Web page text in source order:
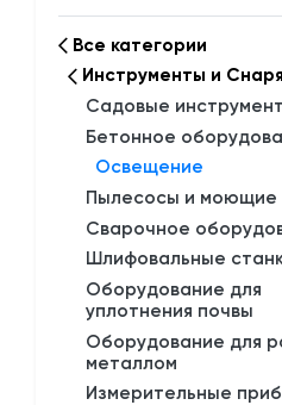
Все категории
Инструменты и
Садовые
Бетонное
Освещение
Пылесосы и моющие
Сварочное
Шлифовальные
Оборудование для
уплотнения почвы
Оборудование для
металлом
Измерительные